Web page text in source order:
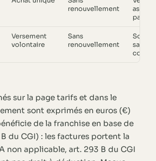
renouvellement
palier
Versement
volontaire
Sans
renouvellement
sans
sur la page tarifs et dans le
sont exprimés en euros (€)
de la franchise en base de
du CGI) : les factures portent la
non applicable, art. 293 B du CGI